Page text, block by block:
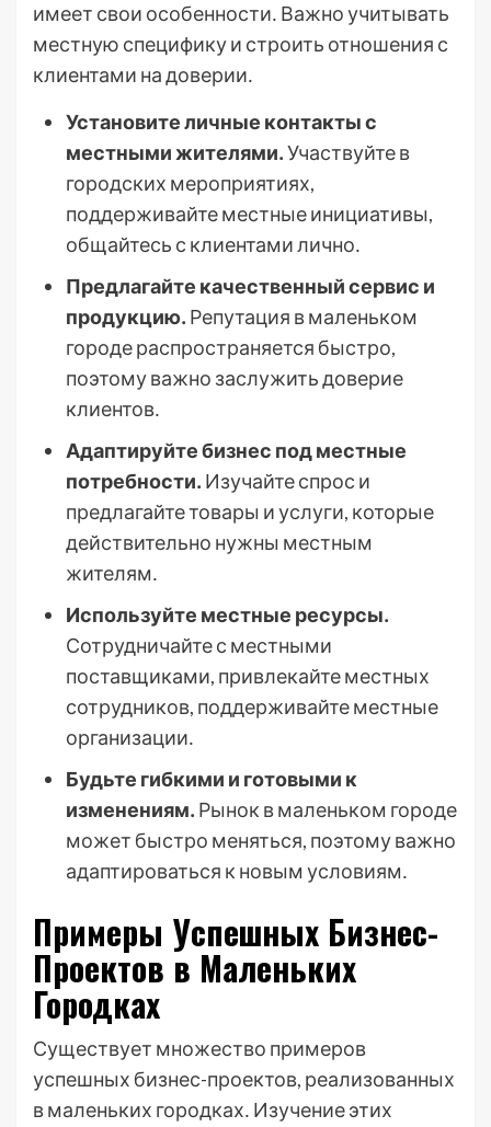
имеет свои особенности․ Важно учитывать
местную специфику и строить отношения с
клиентами на доверии․
Установите личные контакты с
местными жителями․Участвуйте в
городских мероприятиях,
поддерживайте местные инициативы,
общайтесь с клиентами лично․
Предлагайте качественный сервис и
продукцию․ Репутация в маленьком
городе распространяется быстро,
поэтому важно заслужить доверие
клиентов․
Адаптируйте бизнес под местные
потребности․ Изучайте спрос и
предлагайте товары и услуги, которые
действительно нужны местным
жителям․
Используйте местные ресурсы․
Сотрудничайте с местными
поставщиками, привлекайте местных
сотрудников, поддерживайте местные
организации․
Будьте гибкими и готовыми к
изменениям․ Рынок в маленьком городе
может быстро меняться, поэтому важно
адаптироваться к новым условиям․
Примеры Успешных Бизнес-
Проектов в Маленьких
Городках
Существует множество примеров
успешных бизнес-проектов, реализованных
в маленьких городках․ Изучение этих